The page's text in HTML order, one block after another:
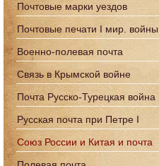
Почтовые марки уездов
Почтовые печати I мир. войны
Военно-полевая почта
Связь в Крымской войне
Почта Русско-Турецкая война
Русская почта при Петре I
Союз России и Китая и почта